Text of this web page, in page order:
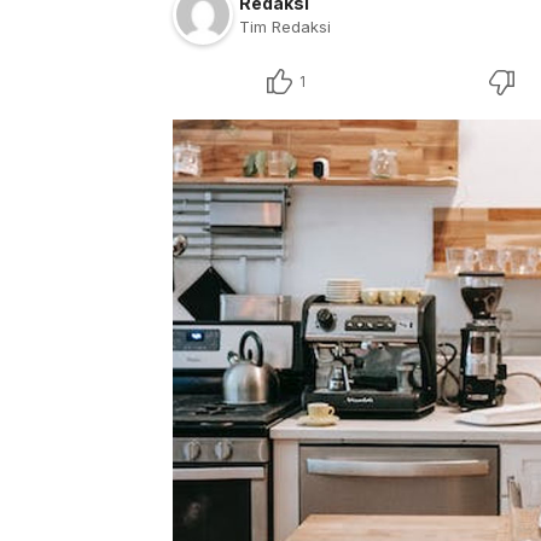
Tim Redaksi
1